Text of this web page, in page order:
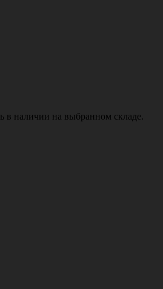
в наличии на выбранном складе.